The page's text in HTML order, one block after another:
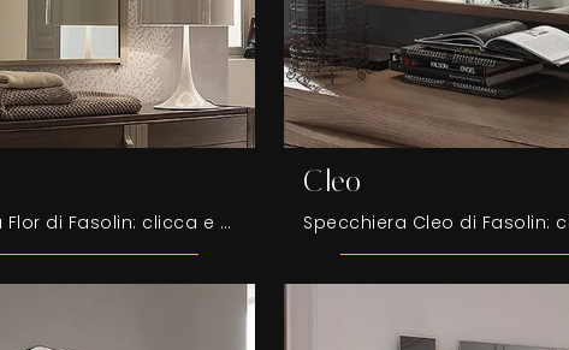
Specchiera Flor di Fasolin: clicca e scopri di più sui Complementi e specchi moderni in legno del noto e conosciuto marchio!
Cleo